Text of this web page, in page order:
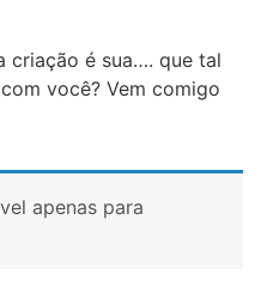
criação é sua…. que tal
você? Vem comigo
apenas para